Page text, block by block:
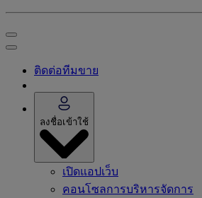
ติดต่อทีมขาย
ลงชื่อเข้าใช้
เปิดแอปเว็บ
คอนโซลการบริหารจัดการ